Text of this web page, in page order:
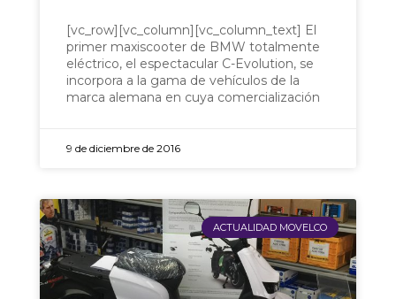
[vc_row][vc_column][vc_column_text] El
primer maxiscooter de BMW totalmente
eléctrico, el espectacular C-Evolution, se
incorpora a la gama de vehículos de la
marca alemana en cuya comercialización
9 de diciembre de 2016
ACTUALIDAD MOVELCO